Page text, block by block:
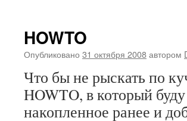
HOWTO
Опубликовано 31 октября 2008автором
Что бы не рыскать по
HOWTO, в который
накопленное ранее и